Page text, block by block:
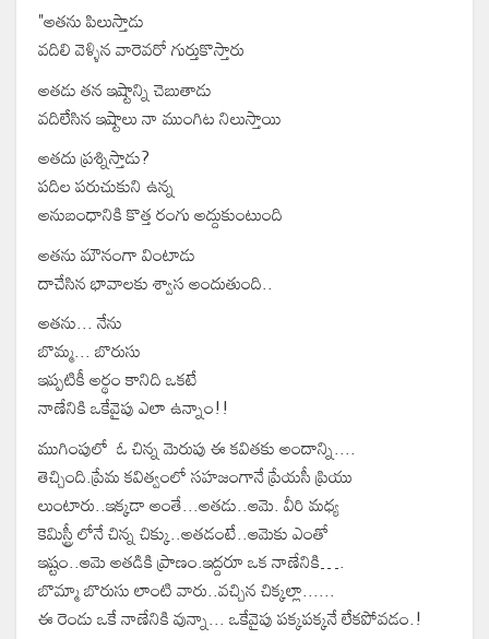
"అతను పిలుస్తాడు
వదిలి వెళ్ళిన వారెవరో గుర్తుకొస్తారు
అతడు తన ఇష్టాన్ని చెబుతాడు
వదిలేసిన ఇష్టాలు నా ముంగిట నిలుస్తాయి
అతదు ప్రశ్నిస్తాడు?
పదిల పరుచుకుని ఉన్న
అనుబంధానికి కొత్త రంగు అద్దుకుంటుంది
అతను మౌనంగా వింటాడు
దాచేసిన భావాలకు శ్వాస అందుతుంది..
అతను... నేను
బొమ్మ... బొరుసు
ఇప్పటికీ అర్థం కానిది ఒకటే
నాణేనికి ఒకేవైపు ఎలా ఉన్నాం!!
ముగింపులో ఓ చిన్న మెరుపు ఈ కవితకు అందాన్ని....
తెచ్చింది.ప్రేమ కవిత్వంలో సహజంగానే ప్రేయసీ ప్రియు
లుంటారు..ఇక్కడా అంతే...అతడు..ఆమె. వీరి మధ్య
కెమిస్ట్రీ లోనే చిన్న చిక్కు..అతడంటే..ఆమెకు ఎంతో
ఇష్టం..ఆమె అతడికి ప్రాణం.ఇద్దరూ ఒక నాణేనికి….
బొమ్మా బొరుసు లాంటి వారు..వచ్చిన చిక్కల్లా......
ఈ రెండు ఒకే నాణేనికి వున్నా... ఒకేవైపు పక్కపక్కనే లేకపోవడం.!